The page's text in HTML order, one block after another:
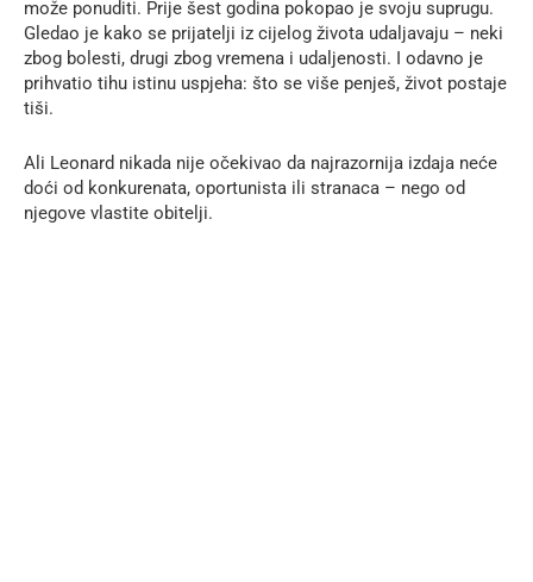
može ponuditi. Prije šest godina pokopao je svoju suprugu.
Gledao je kako se prijatelji iz cijelog života udaljavaju – neki
zbog bolesti, drugi zbog vremena i udaljenosti. I odavno je
prihvatio tihu istinu uspjeha: što se više penješ, život postaje
tiši.
Ali Leonard nikada nije očekivao da najrazornija izdaja neće
doći od konkurenata, oportunista ili stranaca – nego od
njegove vlastite obitelji.